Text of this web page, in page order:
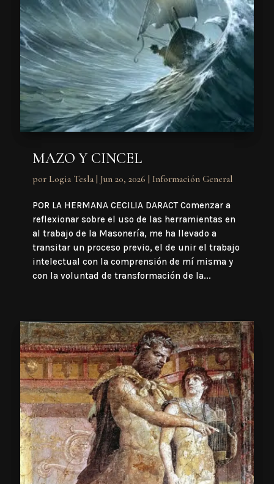
MAZO Y CINCEL
por Logia Tesla| Jun 20, 2026 | Información General
POR LA HERMANA CECILIA DARACT Comenzar a
reflexionar sobre el uso de las herramientas en
al trabajo de la Masonería, me ha llevado a
transitar un proceso previo, el de unir el trabajo
intelectual con la comprensión de mí misma y
con la voluntad de transformación de la...